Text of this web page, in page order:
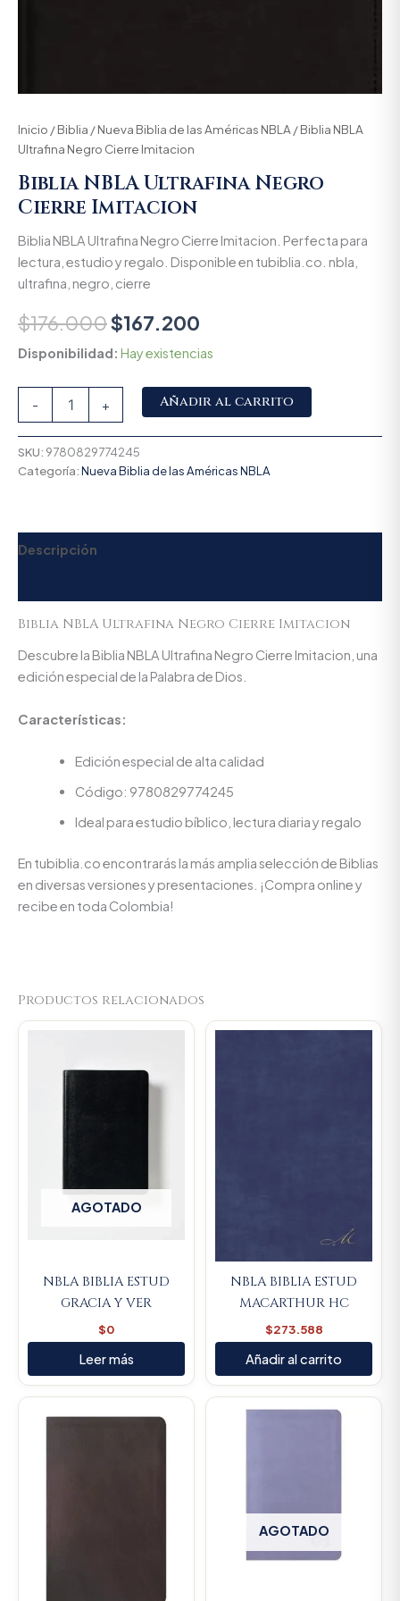
Inicio /Biblia /Nueva Biblia de las Américas NBLA / Biblia NBLA
Ultrafina Negro Cierre Imitacion
Biblia NBLA Ultrafina Negro
Cierre Imitacion
Biblia NBLA Ultrafina Negro Cierre Imitacion. Perfecta para
lectura, estudio y regalo. Disponible en tubiblia.co. nbla,
ultrafina, negro, cierre
$176.000$167.200
Disponibilidad: Hay existencias
- + Añadir al carrito
SKU: 9780829774245
Categoría:Nueva Biblia de las Américas NBLA
Descripción
Biblia NBLA Ultrafina Negro Cierre Imitacion
Descubre la Biblia NBLA Ultrafina Negro Cierre Imitacion, una
edición especial de la Palabra de Dios.
Características:
Edición especial de alta calidad
Código: 9780829774245
Ideal para estudio bíblico, lectura diaria y regalo
En tubiblia.co encontrarás la más amplia selección de Biblias
en diversas versiones y presentaciones. ¡Compra online y
recibe en toda Colombia!
Productos relacionados
AGOTADO
NBLA BIBLIA ESTUD
GRACIA Y VER
$0
Leer más
NBLA BIBLIA ESTUD
MACARTHUR HC
$273.588
Añadir al carrito
price
Current
price
AGOTADO